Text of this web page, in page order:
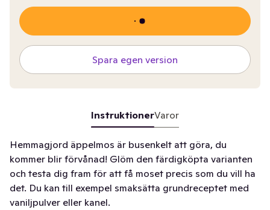
Spara egen version
InstruktionerVaror
Hemmagjord äppelmos är busenkelt att göra, du
kommer blir förvånad! Glöm den färdigköpta varianten
och testa dig fram för att få moset precis som du vill ha
det. Du kan till exempel smaksätta grundreceptet med
vaniljpulver eller kanel.